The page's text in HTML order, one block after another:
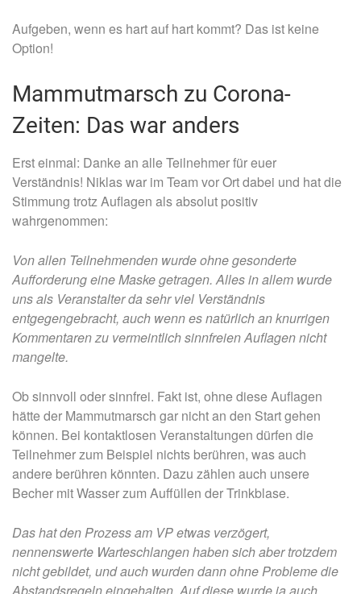
Aufgeben, wenn es hart auf hart kommt? Das ist keine
Option!
Mammutmarsch zu Corona-
Zeiten: Das war anders
Erst einmal: Danke an alle Teilnehmer für euer
Verständnis! Niklas war im Team vor Ort dabei und hat die
Stimmung trotz Auflagen als absolut positiv
wahrgenommen:
Von allen Teilnehmenden wurde ohne gesonderte
Aufforderung eine Maske getragen. Alles in allem wurde
uns als Veranstalter da sehr viel Verständnis
entgegengebracht, auch wenn es natürlich an knurrigen
Kommentaren zu vermeintlich sinnfreien Auflagen nicht
mangelte.
Ob sinnvoll oder sinnfrei. Fakt ist, ohne diese Auflagen
hätte der Mammutmarsch gar nicht an den Start gehen
können. Bei kontaktlosen Veranstaltungen dürfen die
Teilnehmer zum Beispiel nichts berühren, was auch
andere berühren könnten. Dazu zählen auch unsere
Becher mit Wasser zum Auffüllen der Trinkblase.
Das hat den Prozess am VP etwas verzögert,
nennenswerte Warteschlangen haben sich aber trotzdem
nicht gebildet, und auch wurden dann ohne Probleme die
Abstandsregeln eingehalten. Auf diese wurde ja auch